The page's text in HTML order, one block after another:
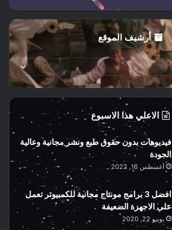
أرشيف الموقع
الاعلي هذا الاسبوع
فيديوهات بدون حقوق طبع ونشر مجانية وعالية
الجودة
أغسطس 16, 2022
افضل 3 برامج مونتاج مجانية للكمبيوتر تعمل
على الاجهزة الضعيفة
يونيو 22, 2020